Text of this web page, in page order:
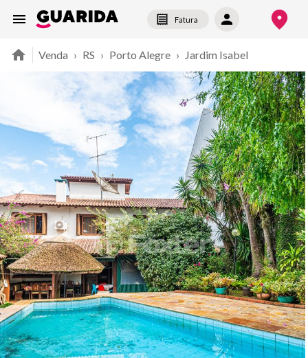
Fatura
Venda › RS › Porto Alegre › Jardim Isabel